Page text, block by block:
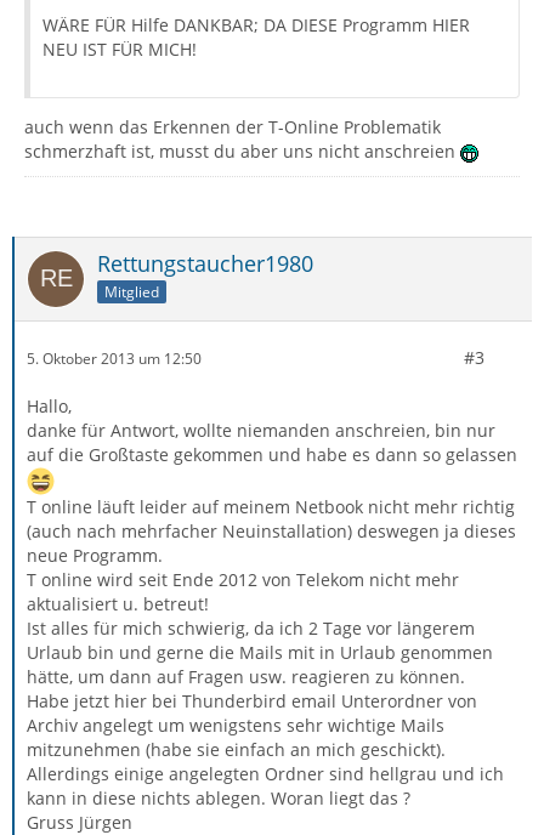
WÄRE FÜR Hilfe DANKBAR; DA DIESE Programm HIER
NEU IST FÜR MICH!
auch wenn das Erkennen der T-Online Problematik
schmerzhaft ist, musst du aber uns nicht anschreien
Rettungstaucher1980
Mitglied
5. Oktober 2013 um 12:50 #3
Hallo,
danke für Antwort, wollte niemanden anschreien, bin nur
auf die Großtaste gekommen und habe es dann so gelassen
T online läuft leider auf meinem Netbook nicht mehr richtig
(auch nach mehrfacher Neuinstallation) deswegen ja dieses
neue Programm.
T online wird seit Ende 2012 von Telekom nicht mehr
aktualisiert u. betreut!
Ist alles für mich schwierig, da ich 2 Tage vor längerem
Urlaub bin und gerne die Mails mit in Urlaub genommen
hätte, um dann auf Fragen usw. reagieren zu können.
Habe jetzt hier bei Thunderbird email Unterordner von
Archiv angelegt um wenigstens sehr wichtige Mails
mitzunehmen (habe sie einfach an mich geschickt).
Allerdings einige angelegten Ordner sind hellgrau und ich
kann in diese nichts ablegen. Woran liegt das ?
Gruss Jürgen